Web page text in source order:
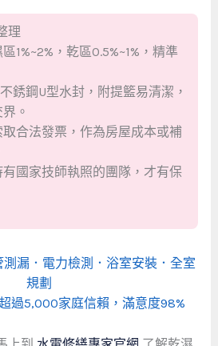
理
1%~2%，乾區0.5%~1%，精準
銹鋼U型水封，附提籃易清潔，
。
取合法發票，作為房屋成本或補
國家技師執照的團隊，才有保
漏．電力檢測．浴室安裝．全室
規劃
過5,000家庭信賴，滿意度98%